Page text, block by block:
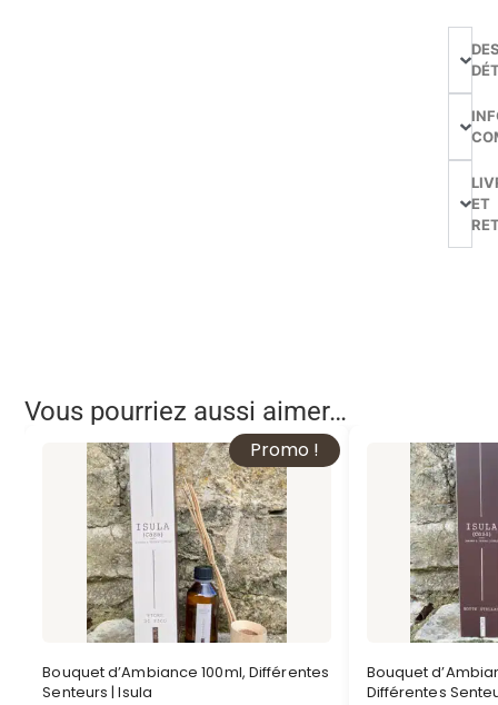
ET
Vous pourriez aussi aimer…
Promo !
Bouquet d’Ambiance 100ml, Différentes
Senteurs | Isula
Bouquet
Différentes